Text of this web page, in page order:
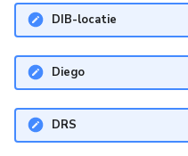
DIB-locatie
Diego
DRS